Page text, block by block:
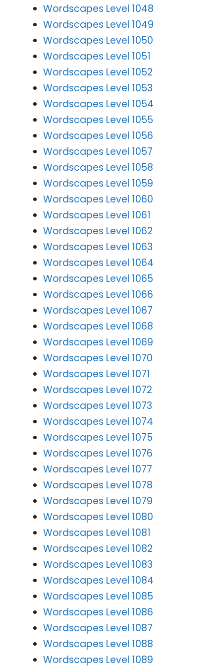
Wordscapes Level 1048
Wordscapes Level 1049
Wordscapes Level 1050
Wordscapes Level 1051
Wordscapes Level 1052
Wordscapes Level 1053
Wordscapes Level 1054
Wordscapes Level 1055
Wordscapes Level 1056
Wordscapes Level 1057
Wordscapes Level 1058
Wordscapes Level 1059
Wordscapes Level 1060
Wordscapes Level 1061
Wordscapes Level 1062
Wordscapes Level 1063
Wordscapes Level 1064
Wordscapes Level 1065
Wordscapes Level 1066
Wordscapes Level 1067
Wordscapes Level 1068
Wordscapes Level 1069
Wordscapes Level 1070
Wordscapes Level 1071
Wordscapes Level 1072
Wordscapes Level 1073
Wordscapes Level 1074
Wordscapes Level 1075
Wordscapes Level 1076
Wordscapes Level 1077
Wordscapes Level 1078
Wordscapes Level 1079
Wordscapes Level 1080
Wordscapes Level 1081
Wordscapes Level 1082
Wordscapes Level 1083
Wordscapes Level 1084
Wordscapes Level 1085
Wordscapes Level 1086
Wordscapes Level 1087
Wordscapes Level 1088
Wordscapes Level 1089